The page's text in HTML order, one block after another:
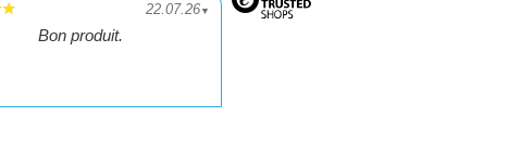
22.07.26▼
Bon produit.